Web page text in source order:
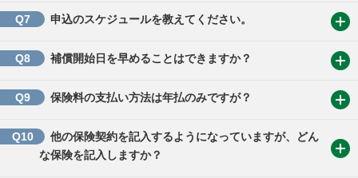
Q7 申込のスケジュールを教えてください。
Q8 補償開始日を早めることはできますか？
Q9 保険料の支払い方法は年払のみですが？
Q10
他の保険契約を記入するようになっていますが、どん
な保険を記入しますか？